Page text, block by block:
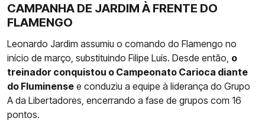
CAMPANHA DE JARDIM À FRENTE DO
FLAMENGO
Leonardo Jardim assumiu o comando do Flamengo no
início de março, substituindo Filipe Luís. Desde então, o
treinador conquistou o Campeonato Carioca diante
do Fluminense e conduziu a equipe à liderança do Grupo
A da Libertadores, encerrando a fase de grupos com 16
pontos.